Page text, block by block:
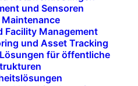
und Sensoren
Facility Management
und Asset Tracking
für öffentliche
für visuelle